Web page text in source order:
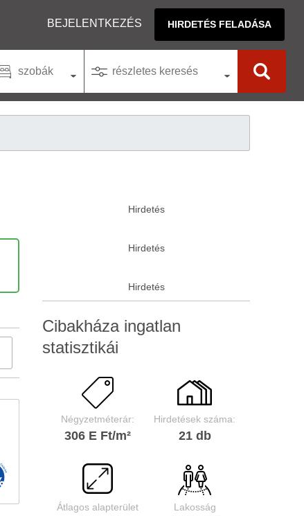
BEJELENTKEZÉS HIRDETÉS FELADÁSA
szobák részletes keresés
Cibakháza ingatlan
statisztikái
Négyzetméterár:
306 E Ft/m²
Hirdetések száma:
21 db
Átlagos alapterület Lakosság